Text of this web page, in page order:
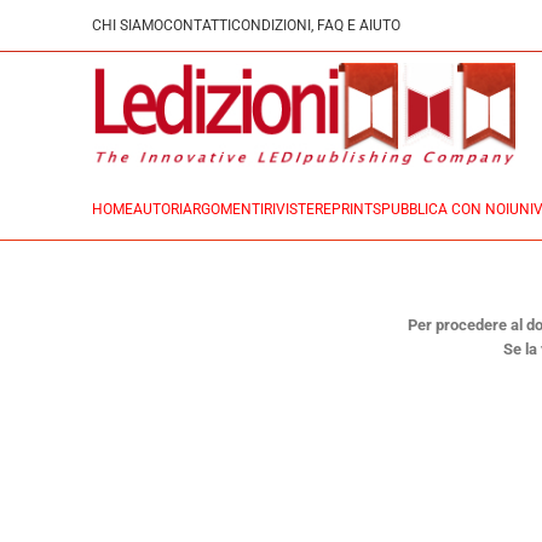
CHI SIAMOCONTATTI CONDIZIONI, FAQ E AIUTO
HOMEAUTORI ARGOMENTI RIVISTEREPRINTSPUBBLICA CON NOI
Per procedere al
Se